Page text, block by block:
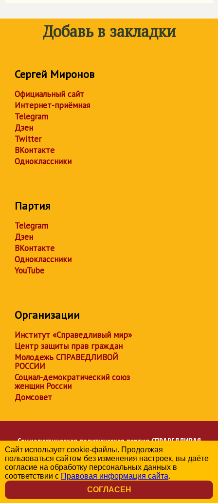
Добавь в закладки
Сергей Миронов
Официальный сайт
Интернет-приёмная
Telegram
Дзен
Twitter
ВКонтакте
Одноклассники
Партия
Telegram
Дзен
ВКонтакте
Одноклассники
YouTube
Организации
Институт «Справедливый мир»
Центр защиты прав граждан
Молодежь СПРАВЕДЛИВОЙ
РОССИИ
Социал-демократический союз
женщин России
Домсовет
Социалистическая политическая партияСПРАВЕДЛИВАЯ
РОССИЯ
Региональное отделение партии в Республике Адыгея
© 2006-2026
Политика в отношении обработки персональных данных
Сайт использует cookie-файлы. Продолжая
пользоваться сайтом без изменения настроек, вы даёте
согласие на обработку персональных данных в
соответствии с Правовая информация сайта.
СОГЛАСЕН